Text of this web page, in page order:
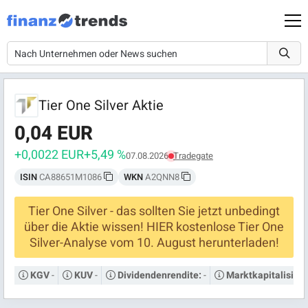
Tier One Silver Aktie
0,04 EUR
+0,0022 EUR+5,49 %07.08.2026 Tradegate
ISINCA88651M1086 WKNA2QNN8
Tier One Silver - das sollten Sie jetzt unbedingt
über die Aktie wissen! HIER kostenlose Tier One
Silver-Analyse vom 10. August herunterladen!
KGV- KUV- Dividendenrendite:-